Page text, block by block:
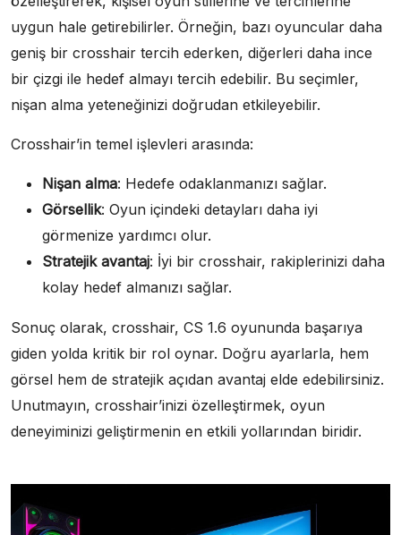
uygun hale getirebilirler. Örneğin, bazı oyuncular daha
geniş bir crosshair tercih ederken, diğerleri daha ince
bir çizgi ile hedef almayı tercih edebilir. Bu seçimler,
nişan alma yeteneğinizi doğrudan etkileyebilir.
Crosshair’in temel işlevleri arasında:
Nişan alma: Hedefe odaklanmanızı sağlar.
Görsellik: Oyun içindeki detayları daha iyi
görmenize yardımcı olur.
Stratejik avantaj: İyi bir crosshair, rakiplerinizi daha
kolay hedef almanızı sağlar.
Sonuç olarak, crosshair, CS 1.6 oyununda başarıya
giden yolda kritik bir rol oynar. Doğru ayarlarla, hem
görsel hem de stratejik açıdan avantaj elde edebilirsiniz.
Unutmayın, crosshair’inizi özelleştirmek, oyun
deneyiminizi geliştirmenin en etkili yollarından biridir.